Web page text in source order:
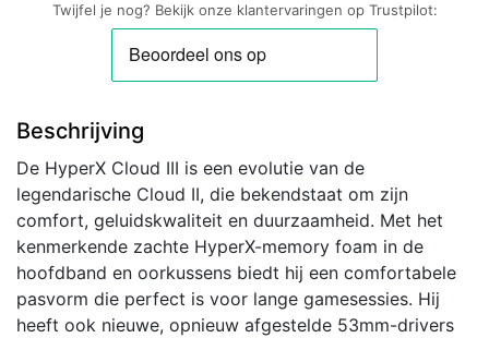
Twijfel je nog? Bekijk onze klantervaringen op Trustpilot:
Beschrijving
De HyperX Cloud III is een evolutie van de
legendarische Cloud II, die bekendstaat om zijn
comfort, geluidskwaliteit en duurzaamheid. Met het
kenmerkende zachte HyperX-memory foam in de
hoofdband en oorkussens biedt hij een comfortabele
pasvorm die perfect is voor lange gamesessies. Hij
heeft ook nieuwe, opnieuw afgestelde 53mm-drivers